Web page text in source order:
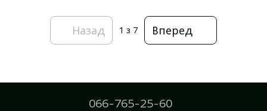
Назад 1 з 7 Вперед
066-765-25-60